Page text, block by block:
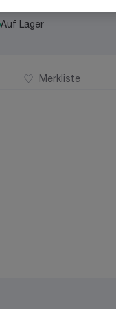
Auf Lager
Merkliste